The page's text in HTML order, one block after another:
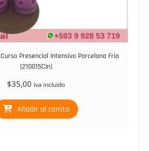
Presencial Intensivo Porcelana Fria
(210015CIn)
$35,00 iva incluido
Añadir al carrito